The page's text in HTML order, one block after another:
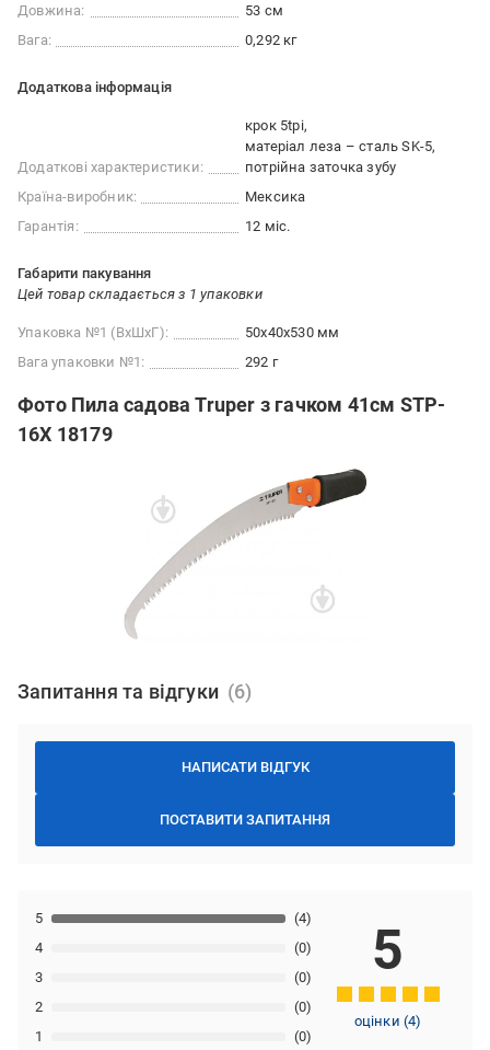
Довжина:
53 см
Вага:
0,292 кг
Додаткова інформація
Додаткові характеристики:
крок 5tpi
матеріал леза – сталь SK-5
потрійна заточка зубу
Країна-виробник:
Мексика
Гарантія:
12 міс.
Габарити пакування
Цей товар складається з 1 упаковки
Упаковка №1 (ВхШхГ):
50x40x530 мм
Вага упаковки №1:
292 г
Фото Пила садова Truper з гачком 41см STP-
16X 18179
Запитання та відгуки
НАПИСАТИ ВІДГУК
ПОСТАВИТИ ЗАПИТАННЯ
1 (0)
2 (0)
3 (0)
4 (0)
5 (4)
5
оцінки(4)